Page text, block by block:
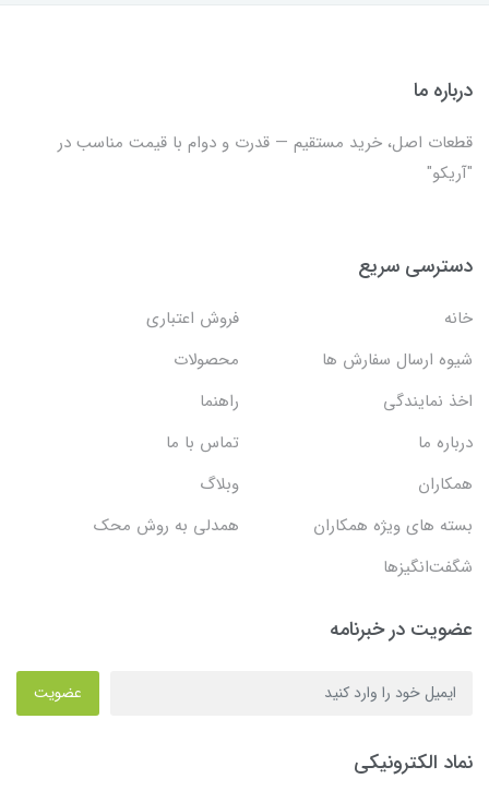
درباره ما
قطعات اصل، خرید مستقیم — قدرت و دوام با قیمت مناسب در
"آریکو"
دسترسی سریع
خانه
فروش اعتباری
شیوه ارسال سفارش ها
محصولات
اخذ نمایندگی
راهنما
درباره ما
تماس با ما
همکاران
وبلاگ
بسته های ویژه همکاران
همدلی به روش محک
شگفت‌انگیزها
عضویت در خبرنامه
عضویت
نماد الکترونیکی